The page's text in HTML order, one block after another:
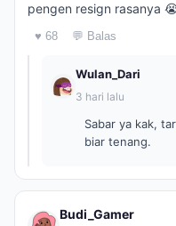
pengen resign rasanya
♥ 68 💬 Balas
Wulan_Dari
3 hari lalu
Sabar ya kak,
biar tenang.
Budi_Gamer